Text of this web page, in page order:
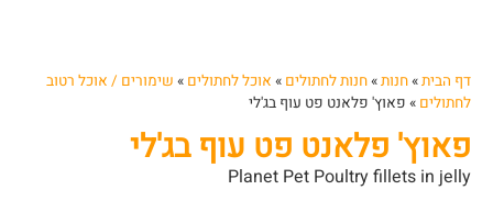
דף הבית»חנות»חנות לחתולים » אוכל לחתולים » שימורים / אוכל רטוב
לחתולים » פאוץ' פלאנט פט עוף בג'לי
פאוץ' פלאנט פט עוף בג'לי
Planet Pet Poultry fillets in jelly